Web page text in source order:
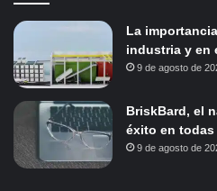
La
industria y en
9 de agosto de
BriskBard, el
éxito en
9 de agosto de